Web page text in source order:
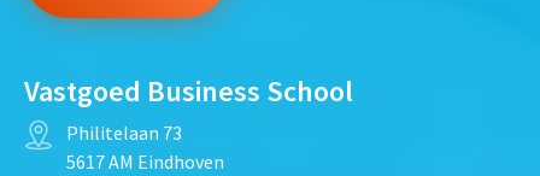
Vastgoed Business School
Philitelaan 73
5617 AM Eindhoven